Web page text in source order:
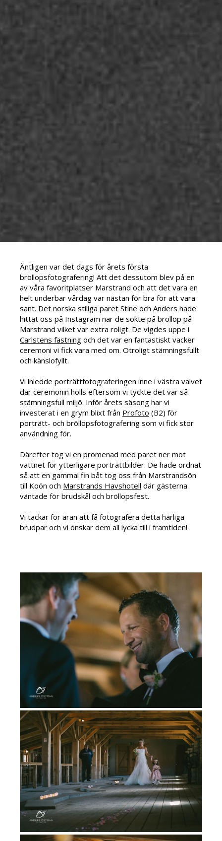
Äntligen var det dags för årets första
bröllopsfotografering! Att det dessutom blev på en
av våra favoritplatser Marstrand och att det vara en
helt underbar vårdag var nästan för bra för att vara
sant. Det norska stiliga paret Stine och Anders hade
hittat oss på Instagram när de sökte på bröllop på
Marstrand vilket var extra roligt. De vigdes uppe i
Carlstens fästning och det var en fantastiskt vacker
ceremoni vi fick vara med om. Otroligt stämningsfullt
och känslofyllt.
Vi inledde porträttfotograferingen inne i västra valvet
där ceremonin hölls eftersom vi tyckte det var så
stämningsfull miljö. Inför årets säsong har vi
investerat i en grym blixt från Profoto (B2) för
porträtt- och bröllopsfotografering som vi fick stor
användning för.
Därefter tog vi en promenad med paret ner mot
vattnet för ytterligare porträttbilder. De hade ordnat
så att en gammal fin båt tog oss från Marstrandsön
till Koön och Marstrands Havshotell där gästerna
väntade för brudskål och bröllopsfest.
Vi tackar för äran att få fotografera detta härliga
brudpar och vi önskar dem all lycka till i framtiden!